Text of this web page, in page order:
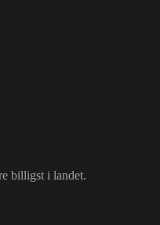
billigst i landet.